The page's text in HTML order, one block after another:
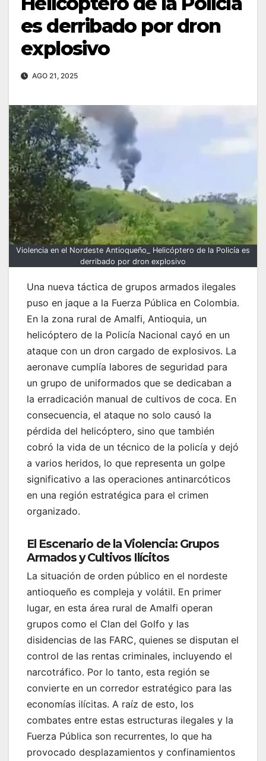
es derribado por dron
explosivo
AGO 21, 2025
Violencia en el Nordeste Antioqueño_ Helicóptero de la Policía es
derribado por dron explosivo
Una nueva táctica de grupos armados ilegales
puso en jaque a la Fuerza Pública en Colombia.
En la zona rural de Amalfi, Antioquia, un
helicóptero de la Policía Nacional cayó en un
ataque con un dron cargado de explosivos. La
aeronave cumplía labores de seguridad para
un grupo de uniformados que se dedicaban a
la erradicación manual de cultivos de coca. En
consecuencia, el ataque no solo causó la
pérdida del helicóptero, sino que también
cobró la vida de un técnico de la policía y dejó
a varios heridos, lo que representa un golpe
significativo a las operaciones antinarcóticos
en una región estratégica para el crimen
organizado.
El Escenario de la Violencia: Grupos
Armados y Cultivos Ilícitos
La situación de orden público en el nordeste
antioqueño es compleja y volátil. En primer
lugar, en esta área rural de Amalfi operan
grupos como el Clan del Golfo y las
disidencias de las FARC, quienes se disputan el
control de las rentas criminales, incluyendo el
narcotráfico. Por lo tanto, esta región se
convierte en un corredor estratégico para las
economías ilícitas. A raíz de esto, los
combates entre estas estructuras ilegales y la
Fuerza Pública son recurrentes, lo que ha
provocado desplazamientos y confinamientos